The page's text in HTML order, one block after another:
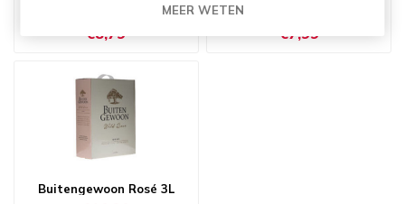
Porca de Murça Rosé
€8,79
Buitengewoon Rosé
€7,99
Buitengewoon Rosé 3L
MEER WETEN